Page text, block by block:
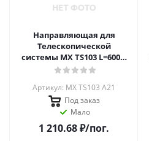
Направляющая для
Телескопической
системы MX TS103 L=6000,
Латунь А21
Артикул: MX TS103 A21
Под заказ
Мало
1 210.68₽/пог.